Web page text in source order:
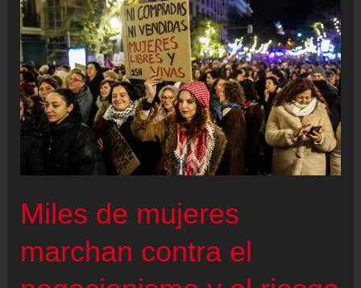
feminicidio
impulsado
por
el
Gobierno
Meloni
Miles de mujeres
marchan contra el